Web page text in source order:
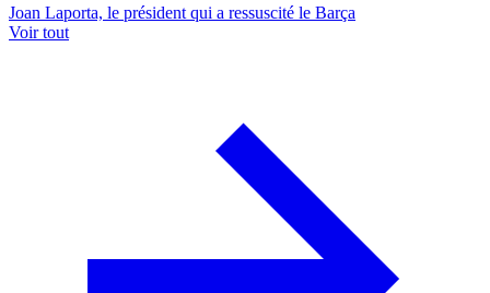
Joan Laporta, le président qui a ressuscité le Barça
Voir tout